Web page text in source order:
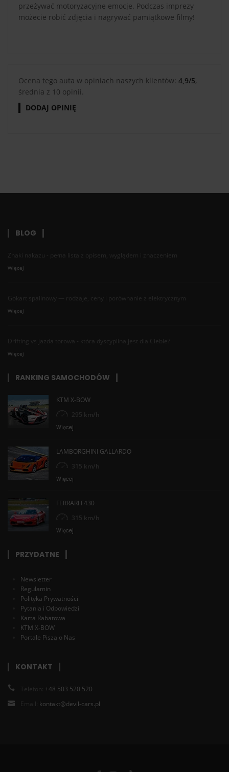
przeżywać motoryzacyjne emocje. Podczas imprezy
możecie robić zdjęcia i nagrywać pamiątkowe filmy!
Ocena tego auta w opiniach naszych klientów: 4,9/5,
średnia z 10 opinii.
DODAJ OPINIĘ
BLOG
Znaki nakazu - pełna lista z opisem, wyglądem i znaczeniem
Więcej
Gokart spalinowy — rodzaje, ceny i porównanie z elektrycznym
Więcej
Drifting vs jazda torowa - która dyscyplina jest dla Ciebie?
Więcej
RANKING SAMOCHODÓW
KTM X-BOW
295 km/h
Więcej
LAMBORGHINI GALLARDO
315 km/h
Więcej
FERRARI F430
315 km/h
Więcej
PRZYDATNE
Newsletter
Regulamin
Polityka Prywatności
Pytania i Odpowiedzi
Karta Rabatowa
KTM X-BOW
Portale Piszą o Nas
KONTAKT
Telefon: +48 503 520 520
Email: kontakt@devil-cars.pl